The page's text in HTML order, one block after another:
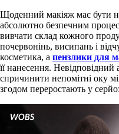
Щоденний макіяж має бути
абсолютно безпечним
вивчати склад кожного
почервонінь, висипань і
косметика, а пензлики для
її нанесення.
спричинити непомітні оку
згодом переростають у